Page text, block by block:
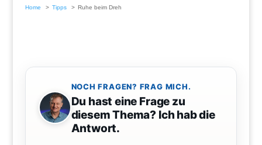
Home Tipps Ruhe beim Dreh
NOCH FRAGEN? FRAG MICH.
Du hast eine Frage zu
diesem Thema? Ich hab die
Antwort.